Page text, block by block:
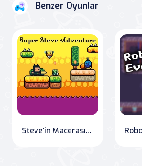
Benzer Oyunlar
Steve'in Macerası" or "Steve's Adventure